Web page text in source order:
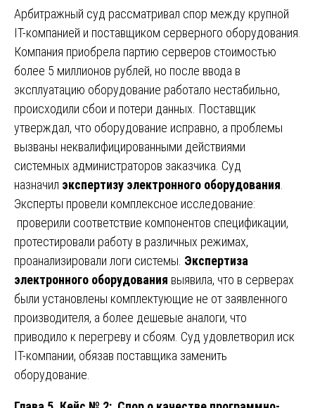
Арбитражный суд рассматривал спор между крупной
IT-компанией и поставщиком серверного оборудования.
Компания приобрела партию серверов стоимостью
более 5 миллионов рублей, но после ввода в
эксплуатацию оборудование работало нестабильно,
происходили сбои и потери данных. Поставщик
утверждал, что оборудование исправно, а проблемы
вызваны неквалифицированными действиями
системных администраторов заказчика. Суд
назначил экспертизу электронного оборудования
Эксперты провели комплексное исследование:
проверили соответствие компонентов спецификации,
протестировали работу в различных режимах,
проанализировали логи системы. Экспертиза
электронного оборудования выявила, что в серверах
были установлены комплектующие не от заявленного
производителя, а более дешевые аналоги, что
приводило к перегреву и сбоям. Суд удовлетворил иск
IT-компании, обязав поставщика заменить
оборудование.